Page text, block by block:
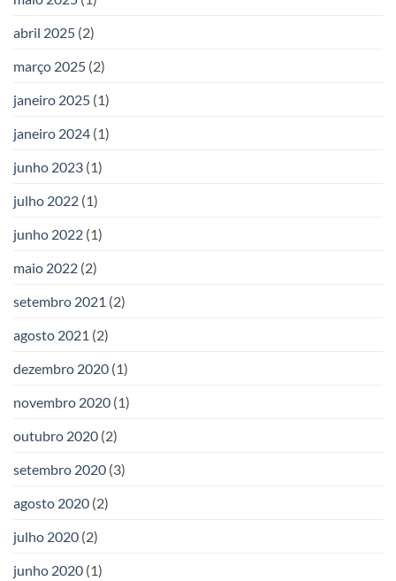
abril 2025 (2)
março 2025 (2)
janeiro 2025 (1)
janeiro 2024 (1)
junho 2023 (1)
julho 2022 (1)
junho 2022 (1)
maio 2022 (2)
setembro 2021 (2)
agosto 2021 (2)
dezembro 2020 (1)
novembro 2020 (1)
outubro 2020 (2)
setembro 2020 (3)
agosto 2020 (2)
julho 2020 (2)
junho 2020 (1)